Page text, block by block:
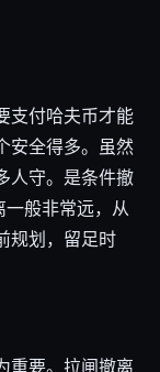
支付哈夫币才能
安全得多。虽然
人守。是条件撤
一般非常远，从
规划，留足时
重要。拉闸撤离